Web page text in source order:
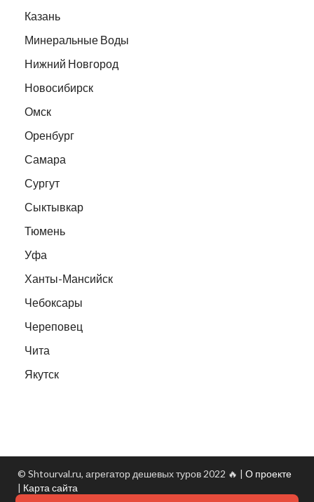
Казань
Минеральные Воды
Нижний Новгород
Новосибирск
Омск
Оренбург
Самара
Сургут
Сыктывкар
Тюмень
Уфа
Ханты-Мансийск
Чебоксары
Череповец
Чита
Якутск
© Shtourval.ru, агрегатор дешевых туров 2022 🔥 | О проекте
| Карта сайта